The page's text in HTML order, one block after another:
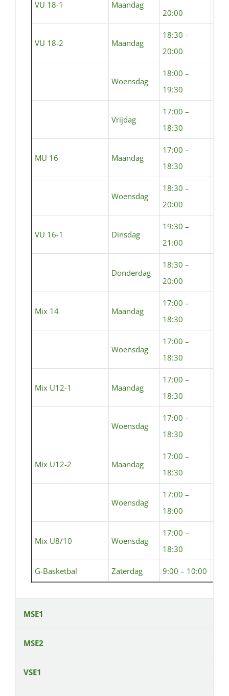
VU 18-1 Maandag
20:00
VU 18-2 Maandag
18:30 –
20:00
Woensdag
18:00 –
19:30
Vrijdag
17:00 –
18:30
MU 16 Maandag
17:00 –
18:30
Woensdag
18:30 –
20:00
VU 16-1 Dinsdag
19:30 –
21:00
Donderdag
18:30 –
20:00
Mix 14 Maandag
17:00 –
18:30
Woensdag
17:00 –
18:30
Mix U12-1 Maandag
17:00 –
18:30
Woensdag
17:00 –
18:30
Mix U12-2 Maandag
17:00 –
18:30
Woensdag
17:00 –
18:00
Mix U8/10 Woensdag
17:00 –
18:30
G-Basketbal Zaterdag 9:00 – 10:00
MSE1
MSE2
VSE1